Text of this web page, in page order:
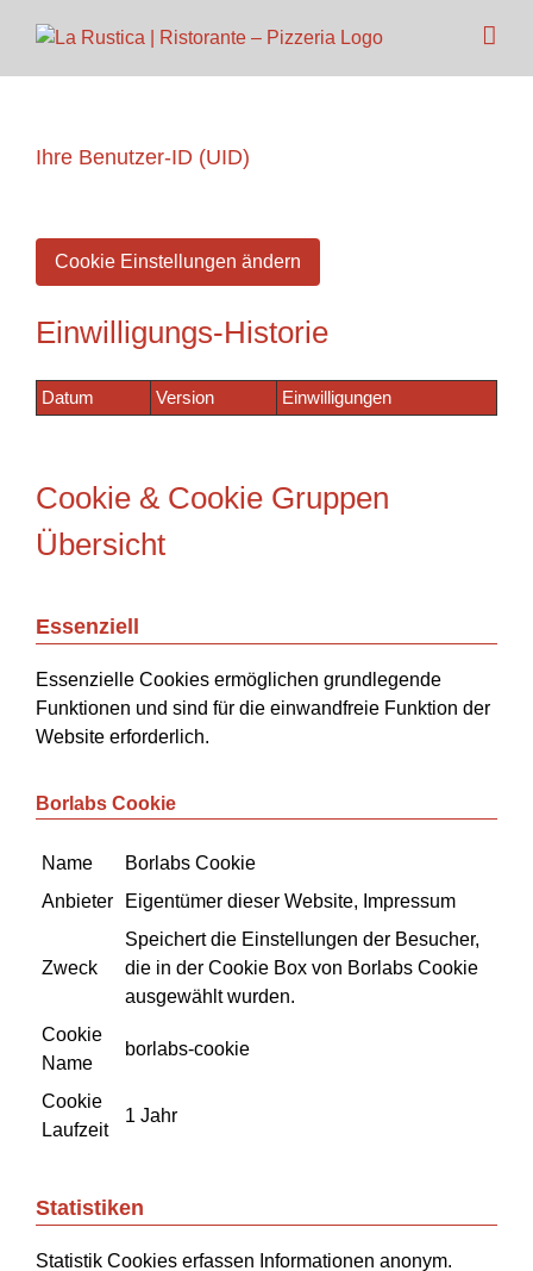
Ihre Benutzer-ID (UID)
Cookie Einstellungen ändern
Einwilligungs-Historie
Datum Version Einwilligungen
Cookie & Cookie Gruppen
Übersicht
Essenziell
Essenzielle Cookies ermöglichen grundlegende
Funktionen und sind für die einwandfreie Funktion der
Website erforderlich.
Borlabs Cookie
Name
Borlabs Cookie
Anbieter
Eigentümer dieser Website, Impressum
Zweck
Speichert die Einstellungen der Besucher,
die in der Cookie Box von Borlabs Cookie
ausgewählt wurden.
Cookie
Name
borlabs-cookie
Cookie
Laufzeit
1 Jahr
Statistiken
Statistik Cookies erfassen Informationen anonym.